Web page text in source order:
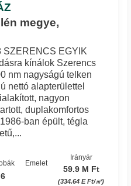
megye,
SZERENCS EGYIK
kínálok Szerencs
nm nagyságú telken
nettó alapterülettel
nagyon
duplakomfortos
ban épült, tégla
6
Emelet
Irányár
59.9 M Ft
(334.64 E Ft/㎡)